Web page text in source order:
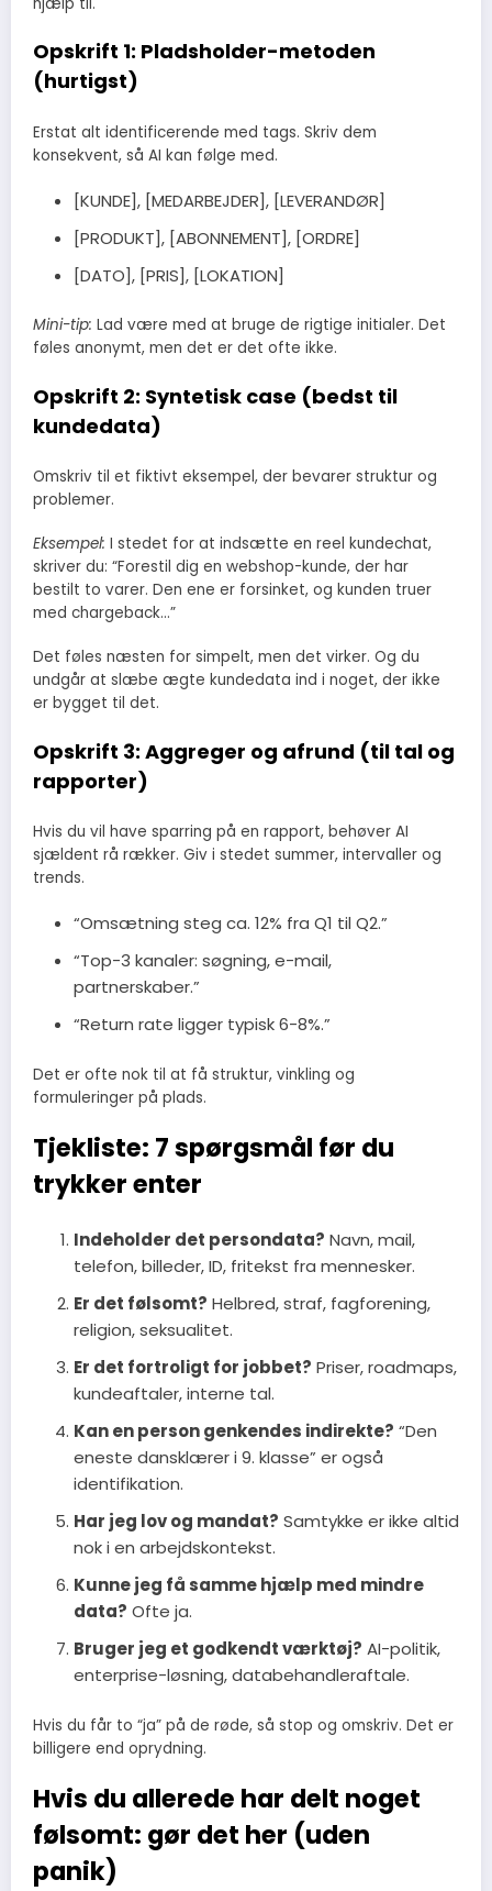
Opskrift 1: Pladsholder-metoden
(hurtigst)
Erstat alt identificerende med tags. Skriv dem
konsekvent, så AI kan følge med.
[KUNDE], [MEDARBEJDER], [LEVERANDØR]
[PRODUKT], [ABONNEMENT], [ORDRE]
[DATO], [PRIS], [LOKATION]
Mini-tip: Lad være med at bruge de rigtige initialer. Det
føles anonymt, men det er det ofte ikke.
Opskrift 2: Syntetisk case (bedst til
kundedata)
Omskriv til et fiktivt eksempel, der bevarer struktur og
problemer.
Eksempel: I stedet for at indsætte en reel kundechat,
skriver du: “Forestil dig en webshop-kunde, der har
bestilt to varer. Den ene er forsinket, og kunden truer
med chargeback…”
Det føles næsten for simpelt, men det virker. Og du
undgår at slæbe ægte kundedata ind i noget, der ikke
er bygget til det.
Opskrift 3: Aggreger og afrund (til tal og
rapporter)
Hvis du vil have sparring på en rapport, behøver AI
sjældent rå rækker. Giv i stedet summer, intervaller og
trends.
“Omsætning steg ca. 12% fra Q1 til Q2.”
“Top-3 kanaler: søgning, e-mail,
partnerskaber.”
“Return rate ligger typisk 6-8%.”
Det er ofte nok til at få struktur, vinkling og
formuleringer på plads.
Tjekliste: 7 spørgsmål før du
trykker enter
Indeholder det persondata? Navn, mail,
telefon, billeder, ID, fritekst fra mennesker.
Er det følsomt? Helbred, straf, fagforening,
religion, seksualitet.
Er det fortroligt for jobbet? Priser, roadmaps,
kundeaftaler, interne tal.
Kan en person genkendes indirekte? “Den
eneste dansklærer i 9. klasse” er også
identifikation.
Har jeg lov og mandat? Samtykke er ikke altid
nok i en arbejdskontekst.
Kunne jeg få samme hjælp med mindre
data? Ofte ja.
Bruger jeg et godkendt værktøj? AI-politik,
enterprise-løsning, databehandleraftale.
Hvis du får to “ja” på de røde, så stop og omskriv. Det er
billigere end oprydning.
Hvis du allerede har delt noget
følsomt: gør det her (uden
panik)